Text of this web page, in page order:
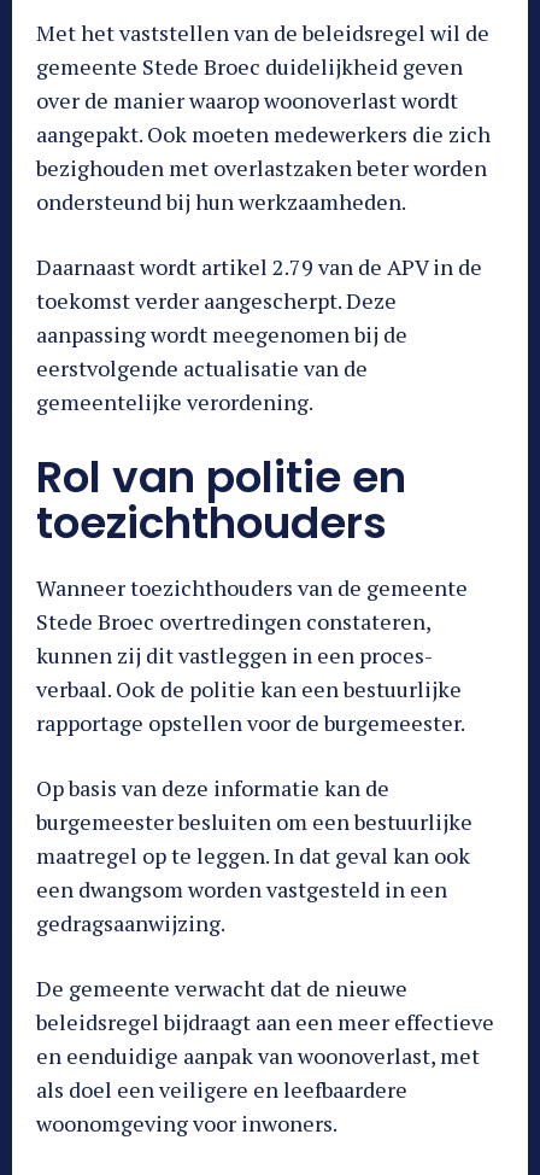
Met het vaststellen van de beleidsregel wil de
gemeente Stede Broec duidelijkheid geven
over de manier waarop woonoverlast wordt
aangepakt. Ook moeten medewerkers die zich
bezighouden met overlastzaken beter worden
ondersteund bij hun werkzaamheden.
Daarnaast wordt artikel 2.79 van de APV in de
toekomst verder aangescherpt. Deze
aanpassing wordt meegenomen bij de
eerstvolgende actualisatie van de
gemeentelijke verordening.
Rol van politie en
toezichthouders
Wanneer toezichthouders van de gemeente
Stede Broec overtredingen constateren,
kunnen zij dit vastleggen in een proces-
verbaal. Ook de politie kan een bestuurlijke
rapportage opstellen voor de burgemeester.
Op basis van deze informatie kan de
burgemeester besluiten om een bestuurlijke
maatregel op te leggen. In dat geval kan ook
een dwangsom worden vastgesteld in een
gedragsaanwijzing.
De gemeente verwacht dat de nieuwe
beleidsregel bijdraagt aan een meer effectieve
en eenduidige aanpak van woonoverlast, met
als doel een veiligere en leefbaardere
woonomgeving voor inwoners.